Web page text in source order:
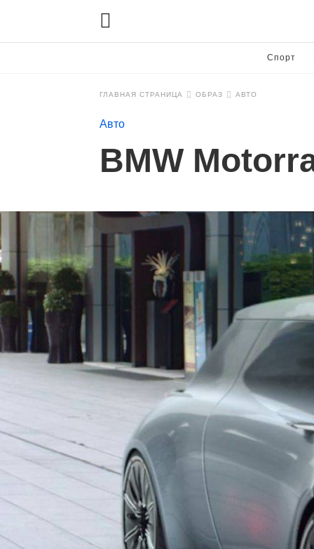
Спорт
ГЛАВНАЯ СТРАНИЦА ОБРАЗ АВТО
Авто
BMW